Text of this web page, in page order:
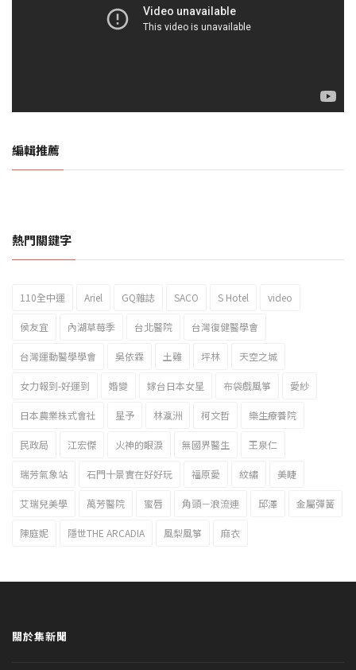
編輯推薦
2023新北市北海岸國際風箏節「風在石起」霸氣回歸
熱門關鍵字
110全中運 Ariel GQ雜誌 SACO S Hotel video
侯友宜 內湖草莓季 台北醫院 台灣復健醫學會
台灣運動醫學學會 吳依霖 土雞 坪林 天空之城
女力報到-好運到 婚變 嫁台日本女星 布袋戲風箏 愛紗
日本農業株式會社 星予 林瀛洲 柯文哲 樂生療養院
民政局 江宏傑 火神的眼淚 無國界醫生 王泉仁
瑞芳氣象站 石門十景實在好好玩 福原愛 紋繡 美睫
艾瑞兒美學 萬芳醫院 蜜唇 角頭－浪流連 邱澤 金屬彈簧
陳庭妮 隱世THE ARCADIA 風梨風箏 麻衣
關於集新聞